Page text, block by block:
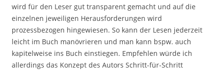
wird für den Leser gut transparent gemacht und auf die
einzelnen jeweiligen Herausforderungen wird
prozessbezogen hingewiesen. So kann der Lesen jederzeit
leicht im Buch manövrieren und man kann bspw. auch
kapitelweise ins Buch einstiegen. Empfehlen würde ich
allerdings das Konzept des Autors Schritt-für-Schritt